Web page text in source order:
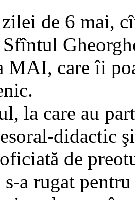
de 6 mai,
Sfîntul
MAI, care îi
la care au
didactic
de
a rugat